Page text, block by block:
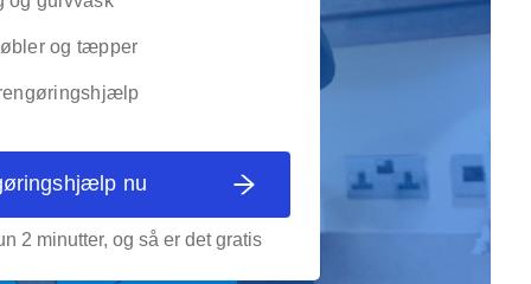
og tæpper
nu
2 minutter, og så er det gratis